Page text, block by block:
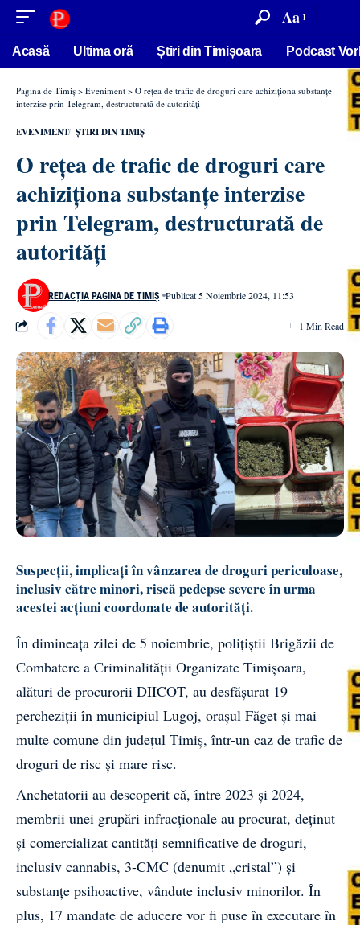
conținut Aa
Acasă Ultima oră Știri din Timișoara Podcast
Pagina de Timiș > Eveniment > O rețea de trafic de droguri care achiziționa substanțe
interzise prin Telegram, destructurată de autorități
EVENIMENT ȘTIRI DIN TIMIȘ
O rețea de trafic de droguri care
achiziționa substanțe interzise
prin Telegram, destructurată de
autorități
REDACȚIA PAGINA DE TIMIȘ Publicat 5 Noiembrie 2024, 11:53
1 Min Read
Suspecții, implicați în vânzarea de droguri periculoase,
inclusiv către minori, riscă pedepse severe în urma
acestei acțiuni coordonate de autorități.
În dimineața zilei de 5 noiembrie, polițiștii Brigăzii de
Combatere a Criminalității Organizate Timișoara,
alături de procurorii DIICOT, au desfășurat 19
percheziții în municipiul Lugoj, orașul Făget și mai
multe comune din județul Timiș, într-un caz de trafic de
droguri de risc și mare risc.
Anchetatorii au descoperit că, între 2023 și 2024,
membrii unei grupări infracționale au procurat, deținut
și comercializat cantități semnificative de droguri,
inclusiv cannabis, 3-CMC (denumit „cristal”) și
substanțe psihoactive, vândute inclusiv minorilor. În
plus, 17 mandate de aducere vor fi puse în executare în